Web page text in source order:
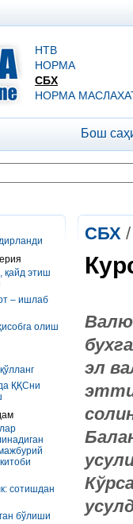
НТВ
НОРМА
СБХ
НОРМА
Бош
қайд этиш
– ишлаб
олиш
ҚҚСни
сотишдан
бўлиши
СБХ /
эл